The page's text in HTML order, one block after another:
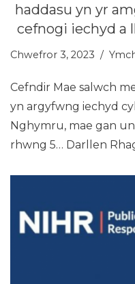
haddasu yn yr
cefnogi iechyd a
Chwefror 3, 2023
Cefndir Mae salwch
yn argyfwng iechyd
Nghymru, mae gan
rhwng 5… Darllen